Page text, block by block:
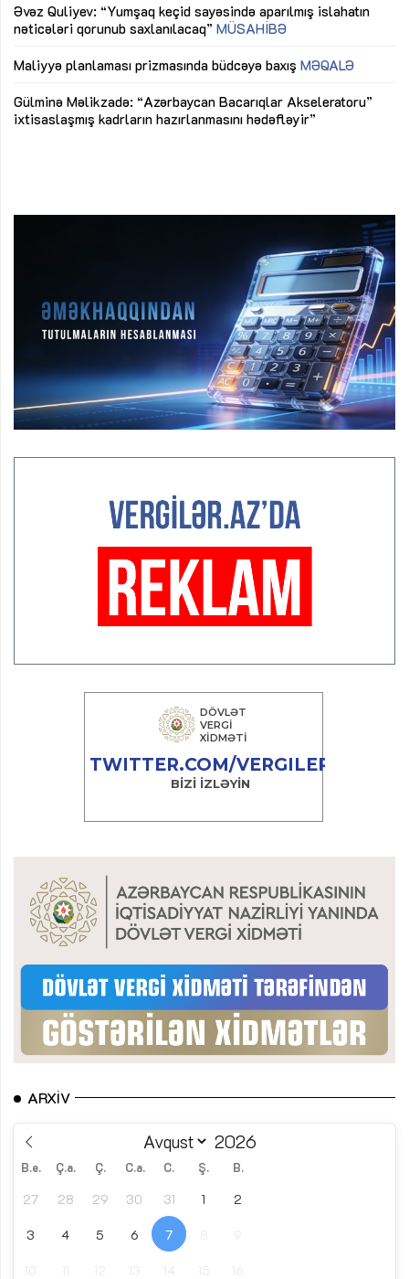
Əvəz Quliyev: “Yumşaq keçid sayəsində aparılmış islahatın
nəticələri qorunub saxlanılacaq” MÜSAHİBƏ
Maliyyə planlaması prizmasında büdcəyə baxış MƏQALƏ
Gülminə Məlikzadə: “Azərbaycan Bacarıqlar Akseleratoru”
ixtisaslaşmış kadrların hazırlanmasını hədəfləyir”
ARXIV
B.e. Ç.a. Ç. C.a. C. Ş. B.
27 28 29 30 31 1 2
3 4 5 6 7